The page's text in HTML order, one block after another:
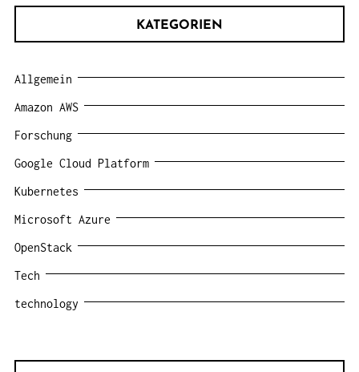
KATEGORIEN
Allgemein
Amazon AWS
Forschung
Google Cloud Platform
Kubernetes
Microsoft Azure
OpenStack
Tech
technology